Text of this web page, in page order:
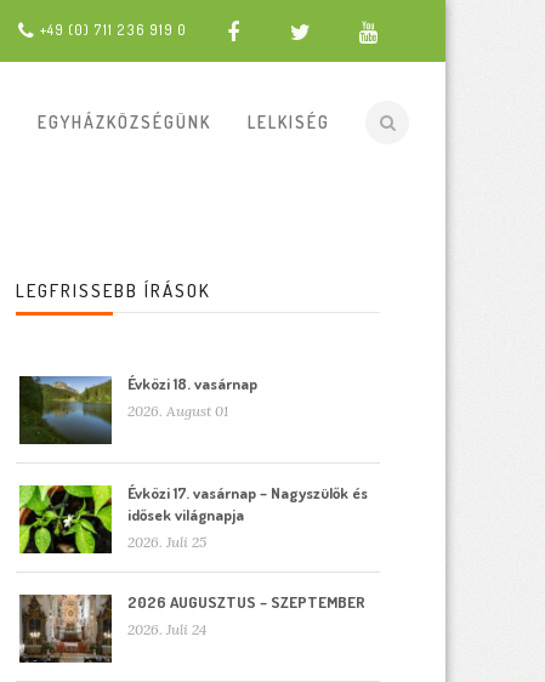
+49 (0) 711 236 919 0
EGYHÁZKÖZSÉGÜNK LELKISÉG
LEGFRISSEBB ÍRÁSOK
Évközi 18. vasárnap
2026. August 01
Évközi 17. vasárnap – Nagyszülők és
idősek világnapja
2026. Juli 25
2026 AUGUSZTUS – SZEPTEMBER
2026. Juli 24